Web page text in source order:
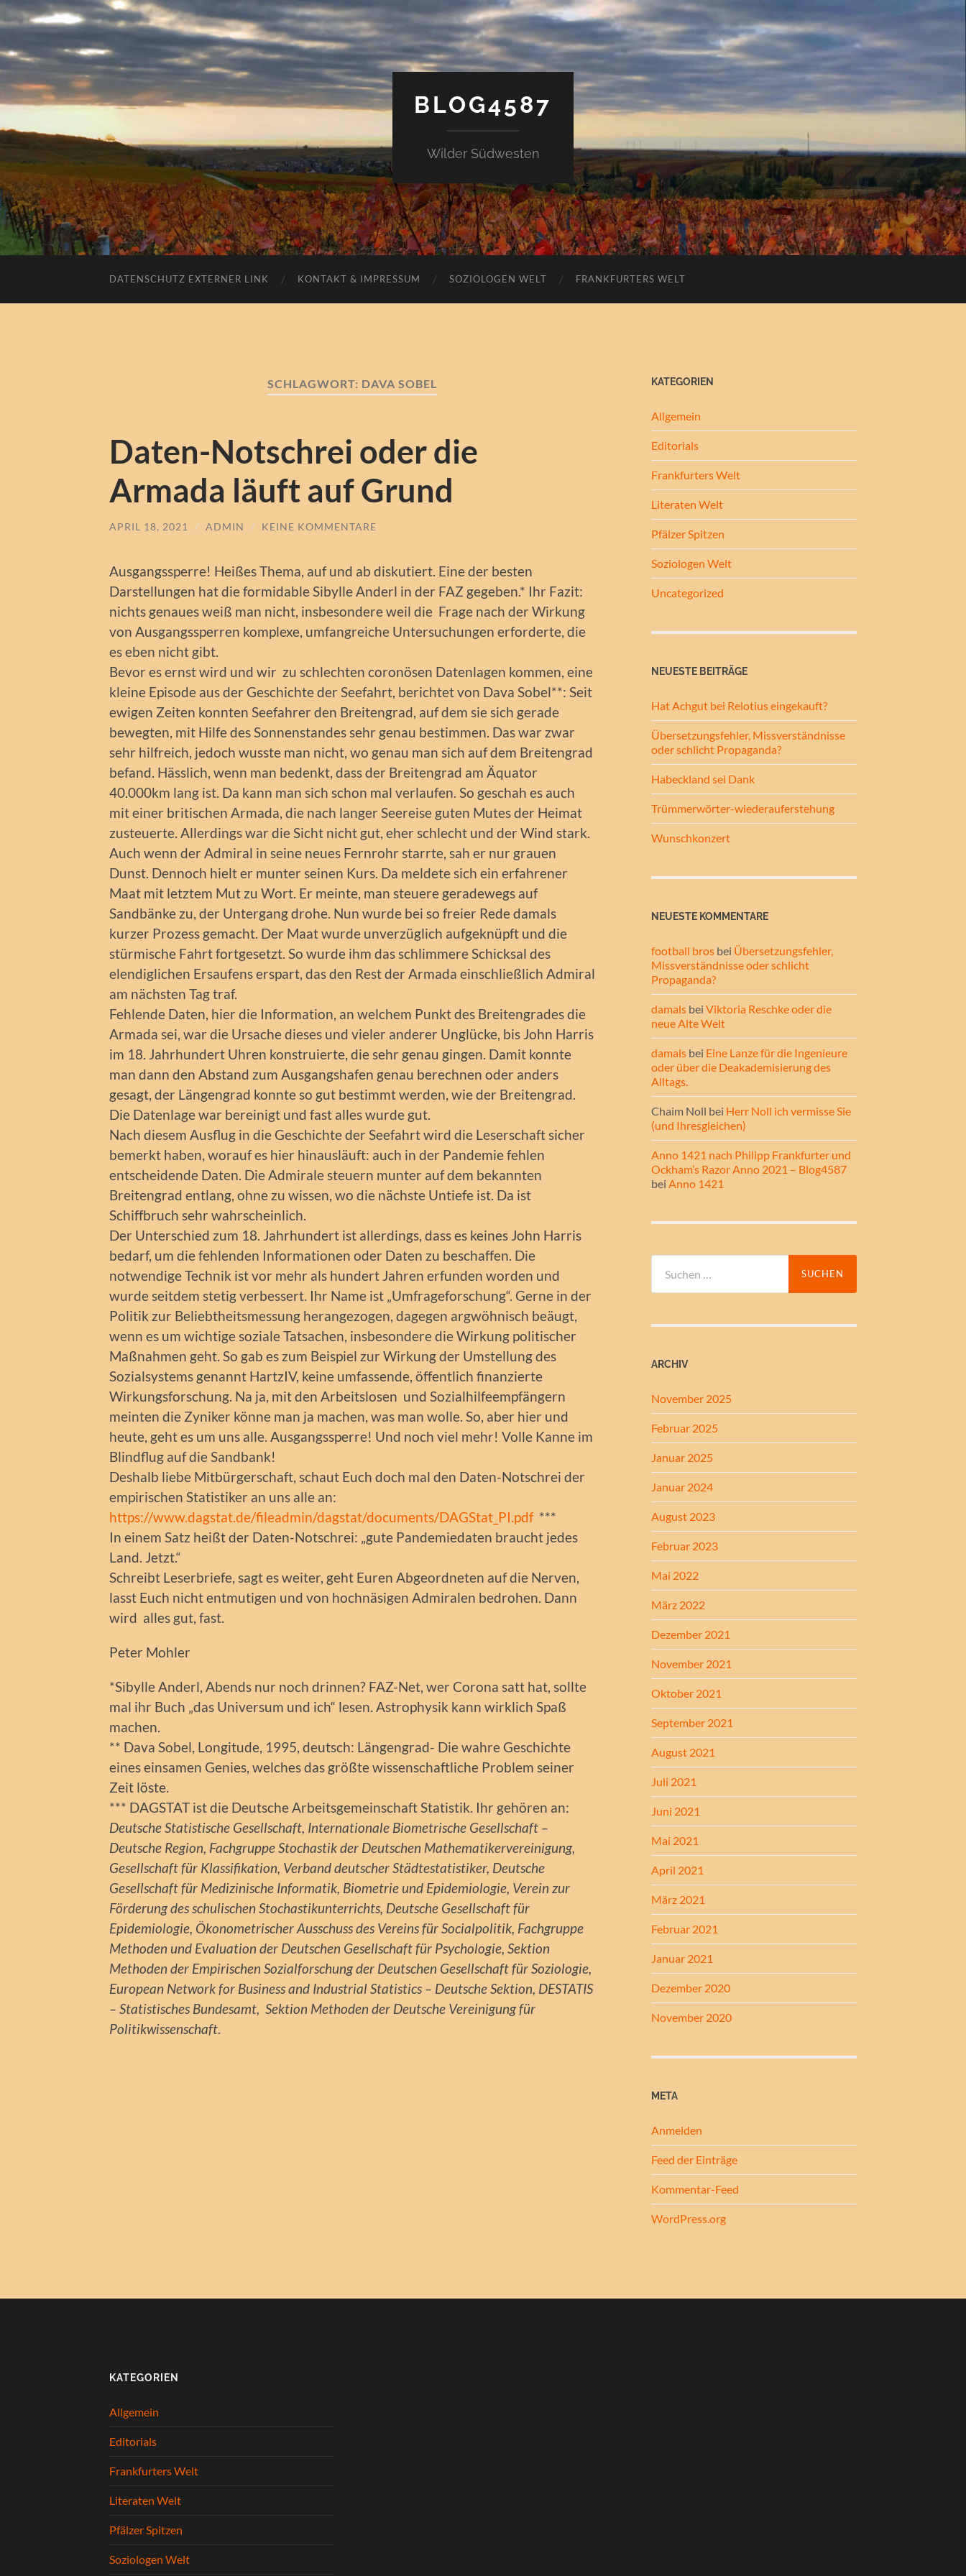
BLOG4587
Wilder Südwesten
DATENSCHUTZ EXTERNER LINK KONTAKT & IMPRESSUM SOZIOLOGEN WELT FRANKFURTERS WELT
SCHLAGWORT: DAVA SOBEL
Daten-Notschrei oder die
Armada läuft auf Grund
APRIL 18, 2021 / ADMIN / KEINE KOMMENTARE
Ausgangssperre! Heißes Thema, auf und ab diskutiert. Eine der besten
Darstellungen hat die formidable Sibylle Anderl in der FAZ gegeben.* Ihr Fazit:
nichts genaues weiß man nicht, insbesondere weil die Frage nach der Wirkung
von Ausgangssperren komplexe, umfangreiche Untersuchungen erforderte, die
es eben nicht gibt.
Bevor es ernst wird und wir zu schlechten coronösen Datenlagen kommen, eine
kleine Episode aus der Geschichte der Seefahrt, berichtet von Dava Sobel**: Seit
ewigen Zeiten konnten Seefahrer den Breitengrad, auf dem sie sich gerade
bewegten, mit Hilfe des Sonnenstandes sehr genau bestimmen. Das war zwar
sehr hilfreich, jedoch wusste man nicht, wo genau man sich auf dem Breitengrad
befand. Hässlich, wenn man bedenkt, dass der Breitengrad am Äquator
40.000km lang ist. Da kann man sich schon mal verlaufen. So geschah es auch
mit einer britischen Armada, die nach langer Seereise guten Mutes der Heimat
zusteuerte. Allerdings war die Sicht nicht gut, eher schlecht und der Wind stark.
Auch wenn der Admiral in seine neues Fernrohr starrte, sah er nur grauen
Dunst. Dennoch hielt er munter seinen Kurs. Da meldete sich ein erfahrener
Maat mit letztem Mut zu Wort. Er meinte, man steuere geradewegs auf
Sandbänke zu, der Untergang drohe. Nun wurde bei so freier Rede damals
kurzer Prozess gemacht. Der Maat wurde unverzüglich aufgeknüpft und die
stürmische Fahrt fortgesetzt. So wurde ihm das schlimmere Schicksal des
elendiglichen Ersaufens erspart, das den Rest der Armada einschließlich Admiral
am nächsten Tag traf.
Fehlende Daten, hier die Information, an welchem Punkt des Breitengrades die
Armada sei, war die Ursache dieses und vieler anderer Unglücke, bis John Harris
im 18. Jahrhundert Uhren konstruierte, die sehr genau gingen. Damit konnte
man dann den Abstand zum Ausgangshafen genau berechnen oder anders
gesagt, der Längengrad konnte so gut bestimmt werden, wie der Breitengrad.
Die Datenlage war bereinigt und fast alles wurde gut.
Nach diesem Ausflug in die Geschichte der Seefahrt wird die Leserschaft sicher
bemerkt haben, worauf es hier hinausläuft: auch in der Pandemie fehlen
entscheidende Daten. Die Admirale steuern munter auf dem bekannten
Breitengrad entlang, ohne zu wissen, wo die nächste Untiefe ist. Da ist
Schiffbruch sehr wahrscheinlich.
Der Unterschied zum 18. Jahrhundert ist allerdings, dass es keines John Harris
bedarf, um die fehlenden Informationen oder Daten zu beschaffen. Die
notwendige Technik ist vor mehr als hundert Jahren erfunden worden und
wurde seitdem stetig verbessert. Ihr Name ist „Umfrageforschung“. Gerne in der
Politik zur Beliebtheitsmessung herangezogen, dagegen argwöhnisch beäugt,
wenn es um wichtige soziale Tatsachen, insbesondere die Wirkung politischer
Maßnahmen geht. So gab es zum Beispiel zur Wirkung der Umstellung des
Sozialsystems genannt HartzIV, keine umfassende, öffentlich finanzierte
Wirkungsforschung. Na ja, mit den Arbeitslosen und Sozialhilfeempfängern
meinten die Zyniker könne man ja machen, was man wolle. So, aber hier und
heute, geht es um uns alle. Ausgangssperre! Und noch viel mehr! Volle Kanne im
Blindflug auf die Sandbank!
Deshalb liebe Mitbürgerschaft, schaut Euch doch mal den Daten-Notschrei der
empirischen Statistiker an uns alle an:
https://www.dagstat.de/fileadmin/dagstat/documents/DAGStat_PI.pdf***
In einem Satz heißt der Daten-Notschrei: „gute Pandemiedaten braucht jedes
Land. Jetzt.“
Schreibt Leserbriefe, sagt es weiter, geht Euren Abgeordneten auf die Nerven,
lasst Euch nicht entmutigen und von hochnäsigen Admiralen bedrohen. Dann
wird alles gut, fast.
Peter Mohler
*Sibylle Anderl, Abends nur noch drinnen? FAZ-Net, wer Corona satt hat, sollte
mal ihr Buch „das Universum und ich“ lesen. Astrophysik kann wirklich Spaß
machen.
** Dava Sobel, Longitude, 1995, deutsch: Längengrad- Die wahre Geschichte
eines einsamen Genies, welches das größte wissenschaftliche Problem seiner
Zeit löste.
*** DAGSTAT ist die Deutsche Arbeitsgemeinschaft Statistik. Ihr gehören an:
Deutsche Statistische Gesellschaft, Internationale Biometrische Gesellschaft –
Deutsche Region, Fachgruppe Stochastik der Deutschen Mathematikervereinigung,
Gesellschaft für Klassifikation, Verband deutscher Städtestatistiker, Deutsche
Gesellschaft für Medizinische Informatik, Biometrie und Epidemiologie, Verein zur
Förderung des schulischen Stochastikunterrichts, Deutsche Gesellschaft für
Epidemiologie, Ökonometrischer Ausschuss des Vereins für Socialpolitik, Fachgruppe
Methoden und Evaluation der Deutschen Gesellschaft für Psychologie, Sektion
Methoden der Empirischen Sozialforschung der Deutschen Gesellschaft für Soziologie,
European Network for Business and Industrial Statistics – Deutsche Sektion, DESTATIS
– Statistisches Bundesamt, Sektion Methoden der Deutsche Vereinigung für
Politikwissenschaft.
KATEGORIEN
Allgemein
Editorials
Frankfurters Welt
Literaten Welt
Pfälzer Spitzen
Soziologen Welt
Uncategorized
NEUESTE BEITRÄGE
Hat Achgut bei Relotius eingekauft?
Übersetzungsfehler, Missverständnisse
oder schlicht Propaganda?
Habeckland sei Dank
Trümmerwörter-wiederauferstehung
Wunschkonzert
NEUESTE KOMMENTARE
football bros bei Übersetzungsfehler,
Missverständnisse oder schlicht
Propaganda?
damals bei Viktoria Reschke oder die
neue Alte Welt
damals bei Eine Lanze für die Ingenieure
oder über die Deakademisierung des
Alltags.
Chaim Noll bei Herr Noll ich vermisse Sie
(und Ihresgleichen)
Anno 1421 nach Philipp Frankfurter und
Ockham’s Razor Anno 2021 – Blog4587
bei Anno 1421
nach:
ARCHIV
November 2025
Februar 2025
Januar 2025
Januar 2024
August 2023
Februar 2023
Mai 2022
März 2022
Dezember 2021
November 2021
Oktober 2021
September 2021
August 2021
Juli 2021
Juni 2021
Mai 2021
April 2021
März 2021
Februar 2021
Januar 2021
Dezember 2020
November 2020
META
Anmelden
Feed der Einträge
Kommentar-Feed
WordPress.org
KATEGORIEN
Allgemein
Editorials
Frankfurters Welt
Literaten Welt
Pfälzer Spitzen
Soziologen Welt